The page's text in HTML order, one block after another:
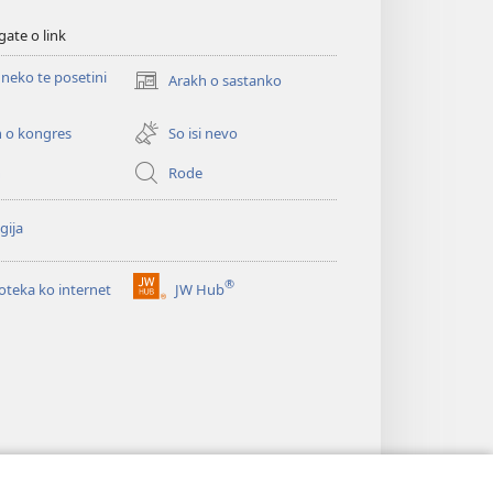
o link
neko te posetini
Arakh o sastanko
(opens
window)
o kongres
So isi nevo
Rode
ko internet JW Hub®
(opens